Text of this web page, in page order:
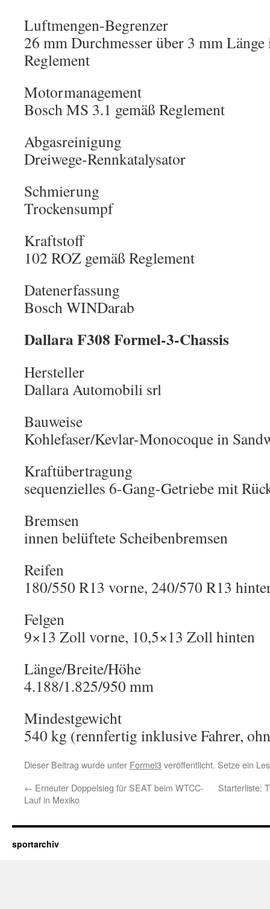
Luftmengen-Begrenzer
26 mm Durchmesser über 3 mm
Reglement
Motormanagement
Bosch MS 3.1 gemäß Reglement
Abgasreinigung
Dreiwege-Rennkatalysator
Schmierung
Trockensumpf
Kraftstoff
102 ROZ gemäß Reglement
Datenerfassung
Bosch WINDarab
Dallara F308 Formel-3-Chassis
Hersteller
Dallara Automobili srl
Bauweise
Kohlefaser/Kevlar-Monocoque in
Kraftübertragung
sequenzielles 6-Gang-Getriebe mit
Bremsen
innen belüftete Scheibenbremsen
Reifen
180/550 R13 vorne, 240/570 R13
Felgen
9×13 Zoll vorne, 10,5×13 Zoll hinten
Länge/Breite/Höhe
4.188/1.825/950 mm
Mindestgewicht
540 kg (rennfertig inklusive Fahrer,
Dieser Beitrag wurde unter Formel3 veröffentlicht. Setze ein
← Erneuter Doppelsieg für SEAT beim WTCC-
Lauf in Mexiko
Starterliste:
sportarchiv